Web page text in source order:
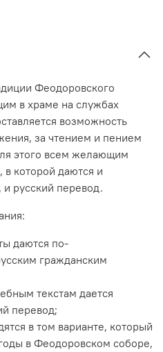
Феодоровского
в храме на службах
возможность
за чтением и пением
этого всем желающим
которой даются и
и русский перевод.
даются по-
гражданским
текстам дается
перевод;
в том варианте, который
в Феодоровском соборе,